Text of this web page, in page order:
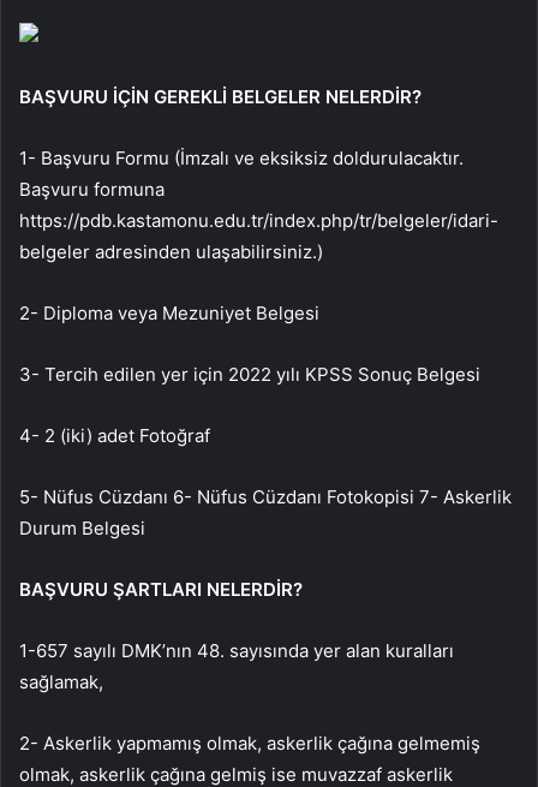
BAŞVURU İÇİN GEREKLİ BELGELER NELERDİR?
1- Başvuru Formu (İmzalı ve eksiksiz doldurulacaktır.
Başvuru formuna
https://pdb.kastamonu.edu.tr/index.php/tr/belgeler/idari-
belgeler adresinden ulaşabilirsiniz.)
2- Diploma veya Mezuniyet Belgesi
3- Tercih edilen yer için 2022 yılı KPSS Sonuç Belgesi
4- 2 (iki) adet Fotoğraf
5- Nüfus Cüzdanı 6- Nüfus Cüzdanı Fotokopisi 7- Askerlik
Durum Belgesi
BAŞVURU ŞARTLARI NELERDİR?
1-657 sayılı DMK’nın 48. sayısında yer alan kuralları
sağlamak,
2- Askerlik yapmamış olmak, askerlik çağına gelmemiş
olmak, askerlik çağına gelmiş ise muvazzaf askerlik